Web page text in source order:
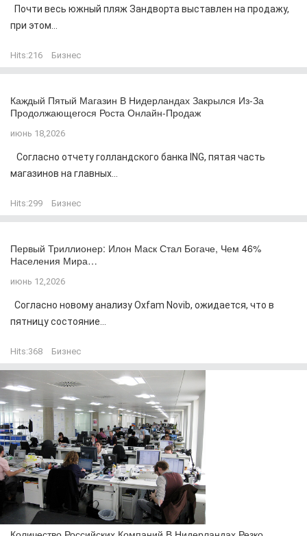
Почти весь южный пляж Зандворта выставлен на продажу,
при этом...
Hits:216 Бизнес
Каждый Пятый Магазин В Нидерландах Закрылся Из-За
Продолжающегося Роста Онлайн-Продаж
июнь 18,2026
Согласно отчету голландского банка ING, пятая часть
магазинов на главных...
Hits:299 Бизнес
Первый Триллионер: Илон Маск Стал Богаче, Чем 46%
Населения Мира…
июнь 12,2026
Согласно новому анализу Oxfam Novib, ожидается, что в
пятницу состояние...
Hits:368 Бизнес